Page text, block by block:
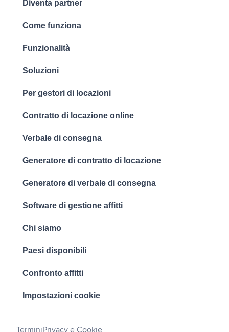
Diventa partner
Come funziona
Funzionalità
Soluzioni
Per gestori di locazioni
Contratto di locazione online
Verbale di consegna
Generatore di contratto di locazione
Generatore di verbale di consegna
Software di gestione affitti
Chi siamo
Paesi disponibili
Confronto affitti
Impostazioni cookie
TerminiPrivacy e Cookie